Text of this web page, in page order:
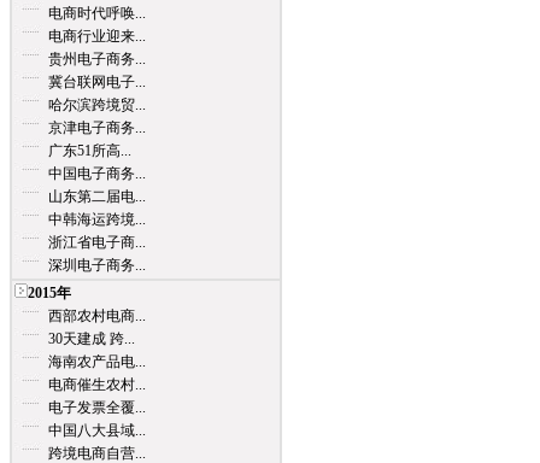
电商时代呼唤...
电商行业迎来...
贵州电子商务...
冀台联网电子...
哈尔滨跨境贸...
京津电子商务...
广东51所高...
中国电子商务...
山东第二届电...
中韩海运跨境...
浙江省电子商...
深圳电子商务...
2015年
西部农村电商...
30天建成 跨...
海南农产品电...
电商催生农村...
电子发票全覆...
中国八大县域...
跨境电商自营...